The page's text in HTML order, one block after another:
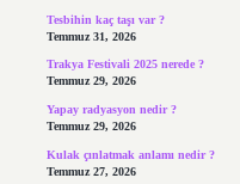
Tesbihin kaç taşı var ?
Temmuz 31, 2026
Trakya Festivali 2025 nerede ?
Temmuz 29, 2026
Yapay radyasyon nedir ?
Temmuz 29, 2026
Kulak çınlatmak anlamı nedir ?
Temmuz 27, 2026